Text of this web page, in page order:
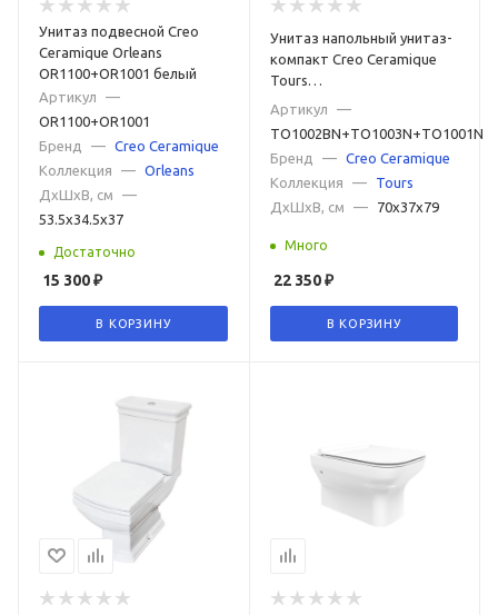
Ретро с высоким бачком Немецкие Итальянские
Российские Турецкие Японские
Унитаз подвесной Creo
Ceramique Orleans
OR1100+OR1001 белый
Артикул
—
OR1100+OR1001
Бренд
— Creo Ceramique
Коллекция
— Orleans
ДxШxВ, см
—
53.5x34.5x37
Достаточно
15 300₽
В КОРЗИНУ
Унитаз напольный унитаз-
компакт Creo Ceramique
Tours
белый
Артикул
—
TO1002BN+TO1003N+TO1001N
Бренд
—
Creo Ceramique
Коллекция
—
Tours
ДxШxВ, см
— 70x37x79
Много
22 350₽
В КОРЗИНУ